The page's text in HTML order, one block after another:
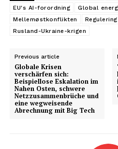
EU's AI-forordning
Global
Mellemøstkonflikten
Rusland-Ukraine-krigen
Previous article
Globale Krisen
verschärfen sich:
Beispiellose Eskalation im
Nahen Osten, schwere
Netzzusammenbrüche und
eine wegweisende
Abrechnung mit Big Tech